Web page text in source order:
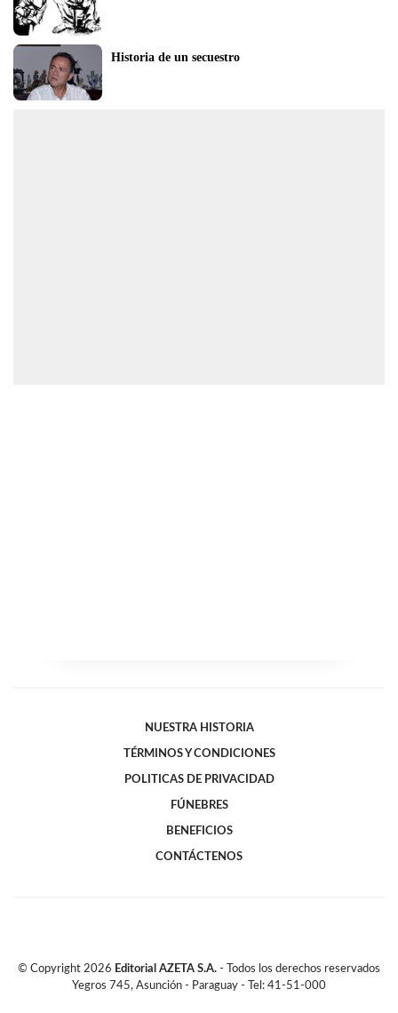
Historia de un secuestro
NUESTRA HISTORIA
TÉRMINOS Y CONDICIONES
POLITICAS DE PRIVACIDAD
FÚNEBRES
BENEFICIOS
CONTÁCTENOS
© Copyright 2026 Editorial AZETA S.A. - Todos los derechos reservados
Yegros 745, Asunción - Paraguay - Tel: 41-51-000